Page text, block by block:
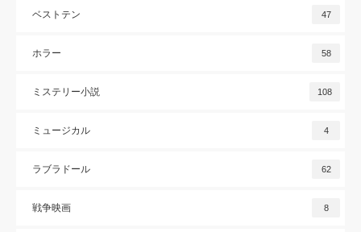
ベストテン 47
ホラー 58
ミステリー小説 108
ミュージカル 4
ラブラドール 62
戦争映画 8